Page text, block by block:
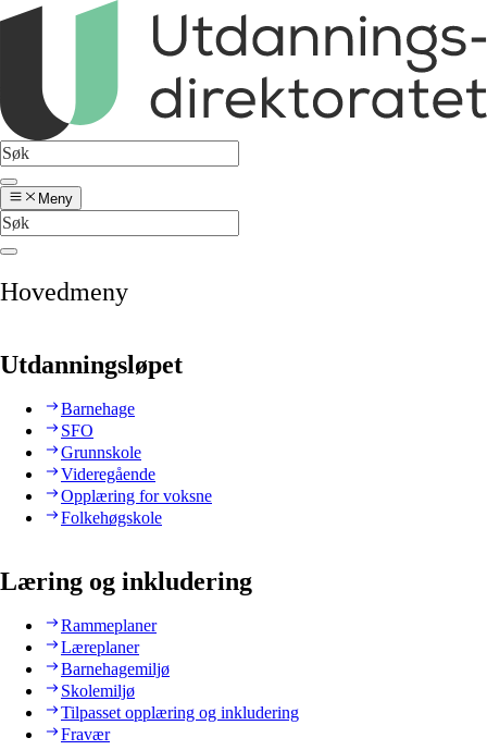
Meny
Hovedmeny
Utdanningsløpet
Barnehage
SFO
Grunnskole
Videregående
Opplæring for voksne
Folkehøgskole
Læring og inkludering
Rammeplaner
Læreplaner
Barnehagemiljø
Skolemiljø
Tilpasset opplæring og inkludering
Fravær